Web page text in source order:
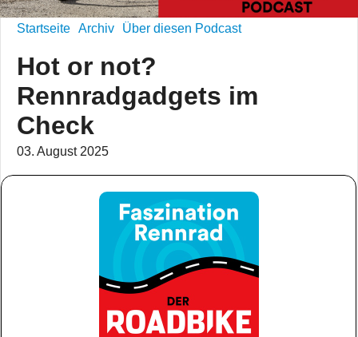
Startseite Archiv Über diesen Podcast
Hot or not?
Rennradgadgets im
Check
03. August 2025